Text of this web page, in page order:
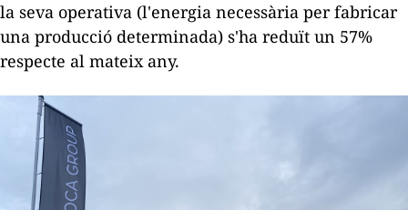
la seva operativa (l'energia necessària per fabricar
una producció determinada) s'ha reduït un 57%
respecte al mateix any.